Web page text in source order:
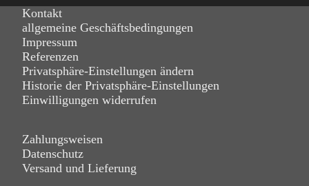
Kontakt
allgemeine Geschäftsbedingungen
Impressum
Referenzen
Privatsphäre-Einstellungen ändern
Historie der Privatsphäre-Einstellungen
Einwilligungen widerrufen
Zahlungsweisen
Datenschutz
Versand und Lieferung